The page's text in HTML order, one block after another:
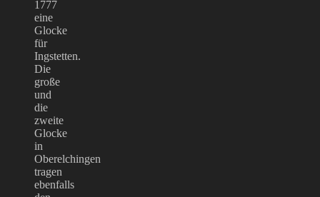
1777
eine
Glocke
für
Ingstetten.
Die
große
und
die
zweite
Glocke
in
Oberelchingen
tragen
ebenfalls